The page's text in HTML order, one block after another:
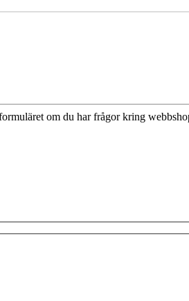
om du har frågor kring